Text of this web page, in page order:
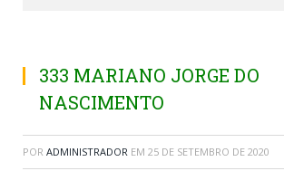
333 MARIANO JORGE DO
NASCIMENTO
POR ADMINISTRADOR EM 25 DE SETEMBRO DE 2020